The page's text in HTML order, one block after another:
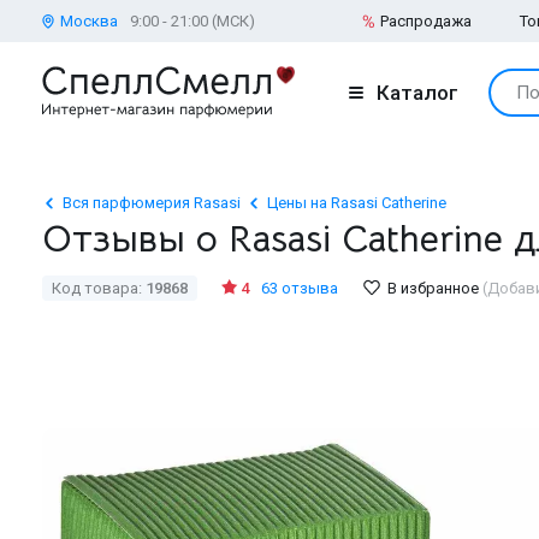
Москва 9:00 - 21:00 (МСК) Распродажа
Каталог
Вся парфюмерия Rasasi Цены на Rasasi Catherine
Отзывы о Rasasi Catherine
Код товара: 19868 4 63 отзыва В избранное